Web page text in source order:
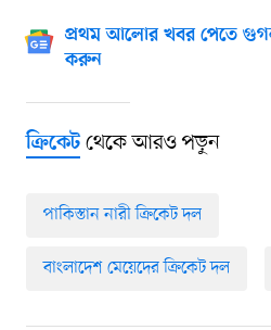
প্রথম আলোর খবর পেতে
করুন
ক্রিকেটথেকে আরও পড়ুন
পাকিস্তান নারী ক্রিকেট দল
বাংলাদেশ মেয়েদের ক্রিকেট দল